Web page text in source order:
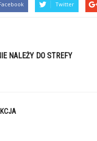
Twitter
NALEŻY DO STREFY